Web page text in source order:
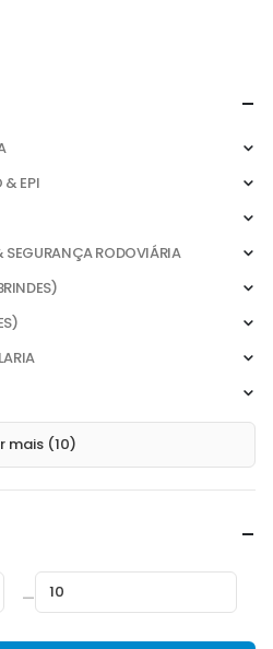
& EPI
SEGURANÇA RODOVIÁRIA
mais (10)
—